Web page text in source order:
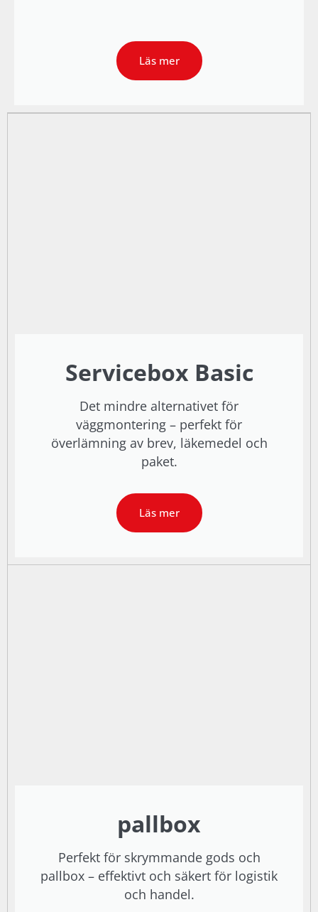
Läs mer
Servicebox Basic
Det mindre alternativet för
väggmontering – perfekt för
överlämning av brev, läkemedel och
paket.
Läs mer
pallbox
Perfekt för skrymmande gods och
pallbox – effektivt och säkert för logistik
och handel.